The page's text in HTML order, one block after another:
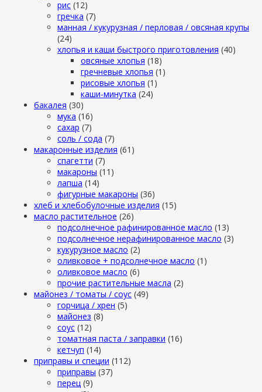
рис (12)
гречка (7)
манная / кукурузная / перловая / овсяная крупы
(24)
хлопья и каши быстрого приготовления (40)
овсяные хлопья (18)
гречневые хлопья (1)
рисовые хлопья (1)
каши-минутка (24)
бакалея (30)
мука (16)
сахар (7)
cоль / cода (7)
макаронные изделия (61)
cпагетти (7)
макароны (11)
лапша (14)
фигурные макароны (36)
хлеб и хлебобулочные изделия (15)
масло растительное (26)
подсолнечное рафинированное масло (13)
подсолнечное нерафинированное масло (3)
кукурузное масло (2)
оливковое + подсолнечное масло (1)
оливковое масло (6)
прочие растительные масла (2)
майонез / томаты / соус (49)
горчица / хрен (5)
майонез (8)
соус (12)
томатная паста / заправки (16)
кетчуп (14)
приправы и специи (112)
приправы (37)
перец (9)